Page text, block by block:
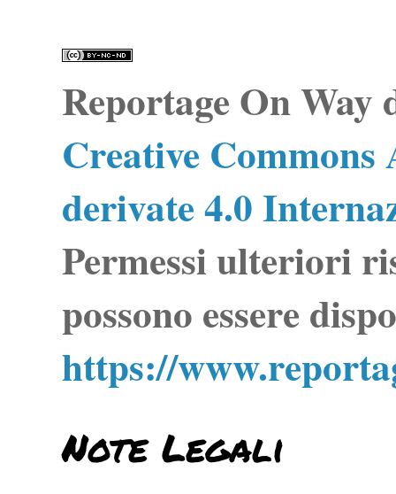
Reportage On Way
Creative
derivate 4.0
Permessi ulteriori
possono essere
https://
Note Legali